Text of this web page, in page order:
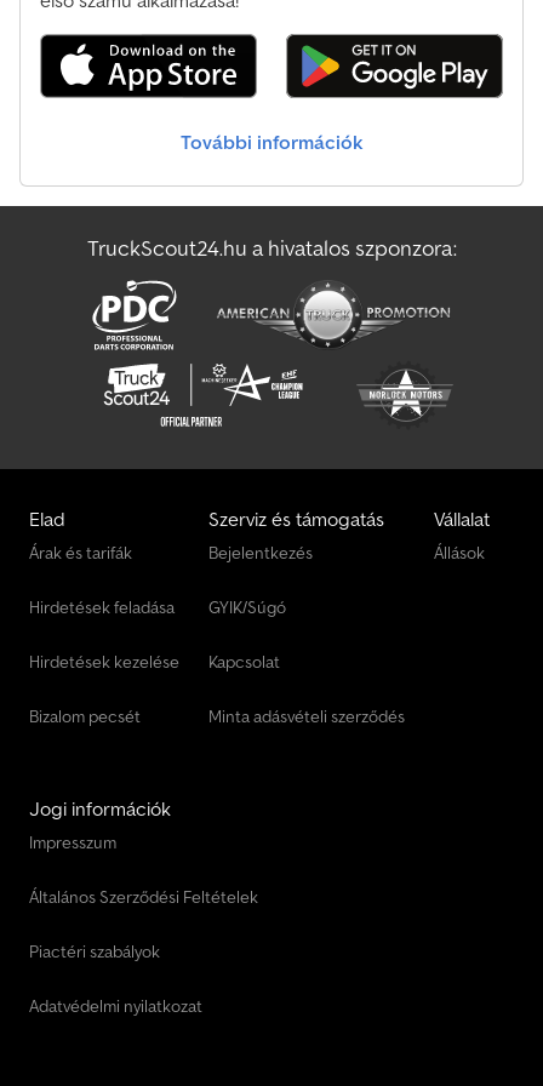
vezetőülés (szövetkárpit) - Első és tetőre szerelt árnyékoló -
Villáskar kopásvédője - Kettős pedál - Központi karral és
keresztkarral vezérelhető - Ügyfél-specifikus beállítás: LTC - Az
szerepelnek az ajánlati áron, és külön megvásárolhatók - LSP 0.5
További információk
TruckScout24.hu a hivatalos szponzora:
Elad
Árak és tarifák
Hirdetések feladása
Hirdetések kezelése
Bizalom pecsét
Szerviz és támogatás
Bejelentkezés
GYIK/Súgó
Kapcsolat
Minta adásvételi szerződés
Vállalat
Állások
Jogi információk
Impresszum
Általános Szerződési Feltételek
Piactéri szabályok
Adatvédelmi nyilatkozat